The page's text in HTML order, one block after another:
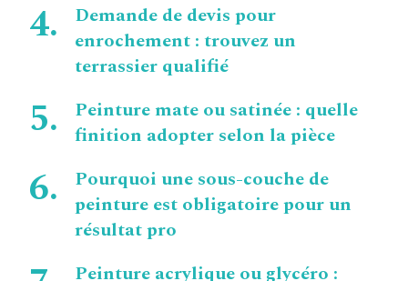
Demande de devis pour
enrochement : trouvez un
terrassier qualifié
Peinture mate ou satinée : quelle
finition adopter selon la pièce
Pourquoi une sous-couche de
peinture est obligatoire pour un
résultat pro
Peinture acrylique ou glycéro :